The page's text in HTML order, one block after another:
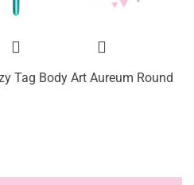
Tag Body Art Aureum Round